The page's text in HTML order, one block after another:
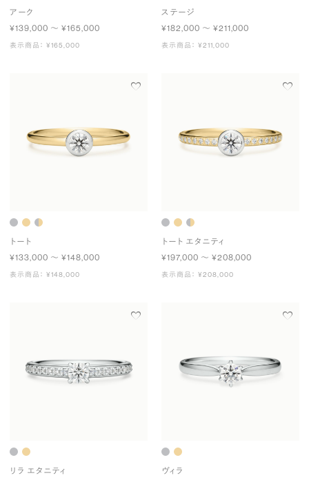
アーク
¥139,000 〜 ¥165,000
表示商品： ¥165,000
ステージ
¥182,000 〜 ¥211,000
表示商品： ¥211,000
トート
¥133,000 〜 ¥148,000
表示商品： ¥148,000
トート エタニティ
¥197,000 〜 ¥208,000
表示商品： ¥208,000
リラ エタニティ ヴィラ